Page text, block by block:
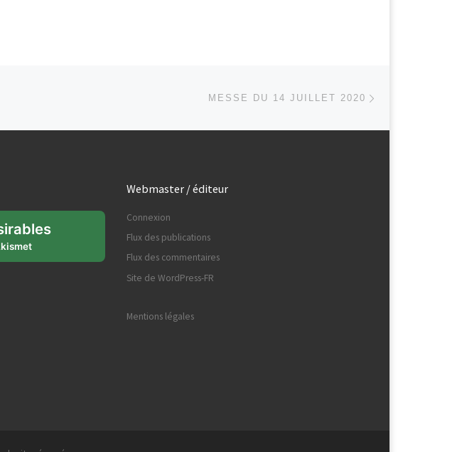
MESSE DU 14 JUILLET 2020
Webmaster / éditeur
Connexion
Flux des publications
Flux des commentaires
Site de WordPress-FR
Mentions légales